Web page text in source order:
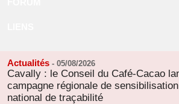
Actualités - 05/08/2026
Cavally : le Conseil du Café-Cacao
campagne régionale de
national de traçabilité